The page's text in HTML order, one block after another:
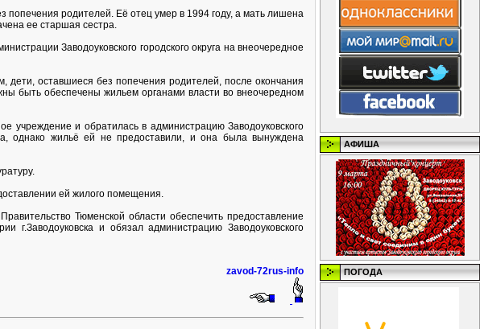
попечения родителей. Её отец умер в 1994 году, а мать лишена
ее старшая сестра.
Заводоуковского городского округа на внеочередное
дети, оставшиеся без попечения родителей, после окончания
быть обеспечены жильем органами власти во внеочередном
учреждение и обратилась в администрацию Заводоуковского
однако жильё ей не предоставили, и она была вынуждена
ей жилого помещения.
Тюменской области обеспечить предоставление
г.Заводоуковска и обязал администрацию Заводоуковского
zavod-72rus-info
АФИША
ПОГОДА